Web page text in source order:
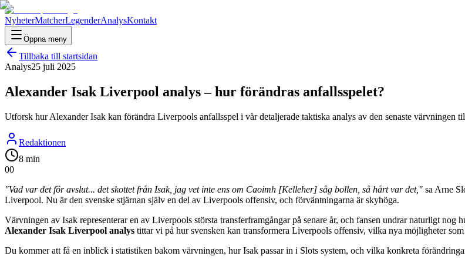
NyheterMatcherLegenderAnalysKontakt
Öppna meny
Tillbaka till startsidan
Analys25 juli 2025
Alexander Isak Liverpool analys – hur förändras anfallsspelet?
Utforsk hur Alexander Isak kan förändra Liverpools anfallsspel i vår detaljerade taktiska analys av den senaste värvningen
Redaktionen
8 min
00
"Vad var det för avslut... det skottet från Isak, jag vet inte ens om Caoimh [Kelleher] såg bollen, så hårt var det," sa Arne
Liverpool. Nu är den svenske stjärnan själv en del av Liverpools offensiv, och förväntningarna är skyhöga.
Värvningen av Isak representerar en av Liverpools största transferframgångar på senare år, och fansen undrar naturligt nog
Alexander Isak Liverpool analys tittar vi på hur svensken kan transformera Liverpools offensiv, vilka nya möjligheter
Du kommer att få en inblick i statistiken bakom värvningen, hur Isak passar in i Slots system, och vilka konkreta